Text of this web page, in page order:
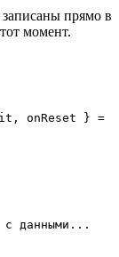
записаны прямо в
момент.
с данными...